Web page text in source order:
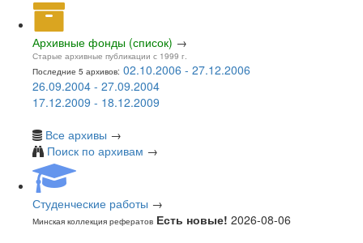
Архивные фонды (список) →
Старые архивные публикации с 1999 г.
Последние 5 архивов: 02.10.2006 - 27.12.2006
26.09.2004 - 27.09.2004
17.12.2009 - 18.12.2009
Все архивы →
Поиск по архивам →
Студенческие работы →
Минская коллекция рефератов Есть новые! 2026-08-06